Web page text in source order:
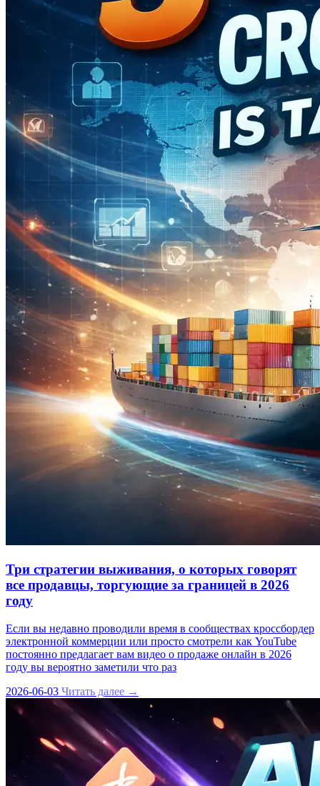
Три стратегии выживания, о которых говорят
все продавцы, торгующие за границей в 2026
году
Если вы недавно проводили время в сообществах кроссбордер
электронной коммерции или просто смотрели как YouTube
постоянно предлагает вам видео о продаже онлайн в 2026
году вы вероятно заметили что раз
2026-06-03 Читать далее →